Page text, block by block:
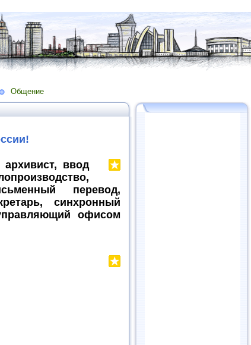
Общение
ввод
перевод,
синхронный
офисом